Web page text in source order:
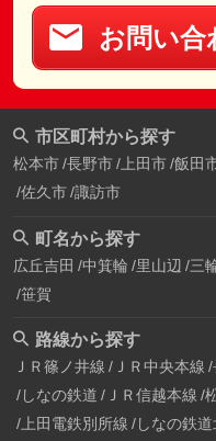
お問い合
市区町村から探す
松本市 長野市 上田市 飯田
佐久市 諏訪市
町名から探す
広丘吉田 中箕輪 里山辺 三
笹賀
路線から探す
ＪＲ篠ノ井線 ＪＲ中央本線
しなの鉄道 ＪＲ信越本線
上田電鉄別所線 しなの鉄